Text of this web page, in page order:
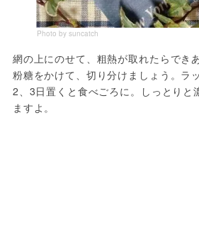
Photo by suncatch
網の上にのせて、粗熱が取れたらでき
粉糖をかけて、切り分けましょう。ラ
2、3日置くと食べごろに。しっとりと
ますよ。